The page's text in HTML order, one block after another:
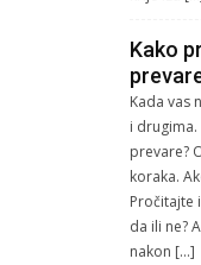
Kako
Kada vas
i
prevare?
koraka.
Pročitajte
da ili ne?
nakon […]